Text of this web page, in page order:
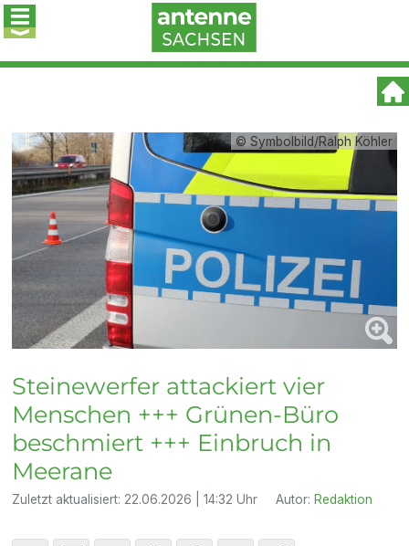
© Symbolbild/Ralph Köhler
Steinewerfer attackiert vier
Menschen +++ Grünen-Büro
beschmiert +++ Einbruch in
Meerane
Zuletzt aktualisiert: 22.06.2026 | 14:32 Uhr Autor: Redaktion